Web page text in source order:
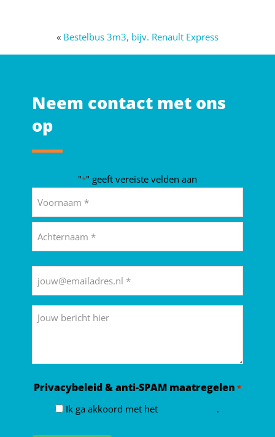
« Bestelbus 3m3, bijv. Renault Express
Neem contact met ons
op
"*" geeft vereiste velden aan
*
Privacybeleid & anti-SPAM maatregelen *
Ik ga akkoord met het .